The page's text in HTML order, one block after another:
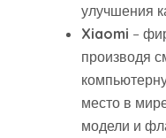
улучшения
Xiaomi –
производя
место в
модели и